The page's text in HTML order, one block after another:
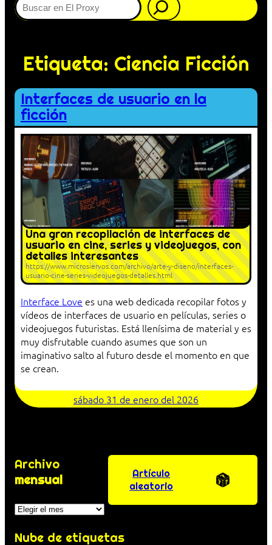
Etiqueta: Ciencia Ficción
Interfaces de usuario en la
ficción
Una gran recopilación de interfaces de
usuario en cine, series y videojuegos, con
detalles interesantes
https://www.microsiervos.com/archivo/arte-y-diseno/interfaces-
usuario-cine-series-videojuegos-detalles.html
Interface Love es una web dedicada recopilar fotos y
vídeos de interfaces de usuario en películas, series o
videojuegos futuristas. Está llenísima de material y es
muy disfrutable cuando asumes que son un
imaginativo salto al futuro desde el momento en que
se crean.
sábado 31 de enero del 2026
Archivo
mensual
Archivos
Artículo
aleatorio
Nube de etiquetas